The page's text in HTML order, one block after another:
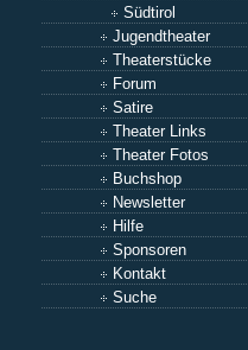
Südtirol
Jugendtheater
Theaterstücke
Forum
Satire
Theater Links
Theater Fotos
Buchshop
Newsletter
Hilfe
Sponsoren
Kontakt
Suche